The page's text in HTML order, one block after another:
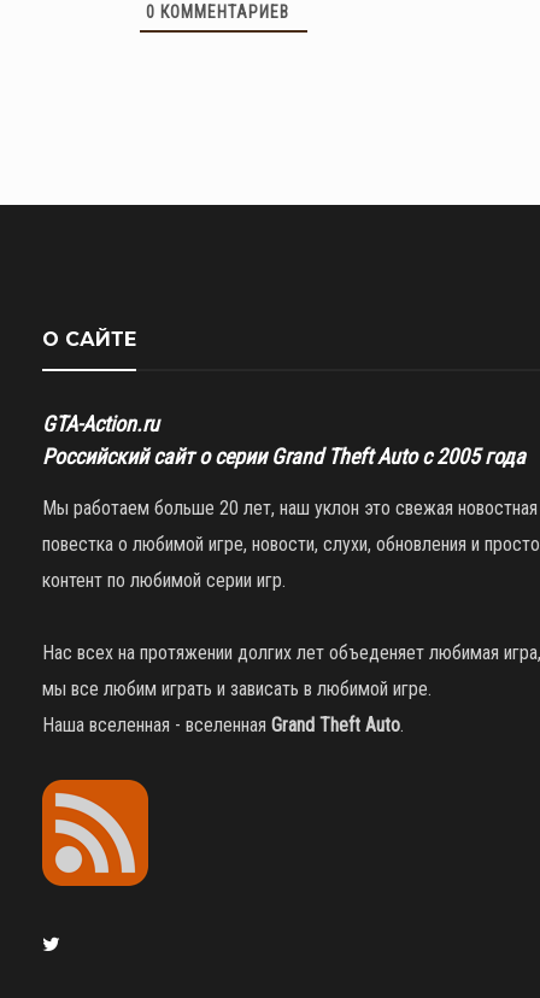
0 КОММЕНТАРИЕВ
О САЙТЕ
GTA-Action.ru
Российский сайт о серии Grand Theft Auto с 2005 года
Мы работаем больше 20 лет, наш уклон это свежая новостная
повестка о любимой игре, новости, слухи, обновления и просто
контент по любимой серии игр.
Нас всех на протяжении долгих лет объеденяет любимая игра,
мы все любим играть и зависать в любимой игре.
Наша вселенная - вселенная Grand Theft Auto.